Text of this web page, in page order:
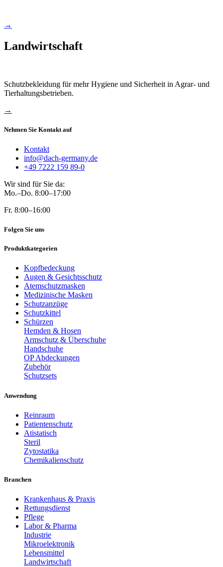
→
Landwirtschaft
Schutzbekleidung für mehr Hygiene und Sicherheit in Agrar- und
Tierhaltungsbetrieben.
→
Nehmen Sie Kontakt auf
Kontakt
info@dach-germany.de
+49 7222 159 89-0
Wir sind für Sie da:
Mo.–Do. 8:00–17:00
Fr. 8:00–16:00
Folgen Sie uns
Produktkategorien
Kopfbedeckung
Augen & Gesichtsschutz
Atemschutzmasken
Medizinische Masken
Schutzanzüge
Schutzkittel
Schürzen
Hemden & Hosen
Armschutz & Überschuhe
Handschuhe
OP Abdeckungen
Zubehör
Schutzsets
Anwendung
Reinraum
Patientenschutz
Atistatisch
Steril
Zytostatika
Chemikalienschutz
Branchen
Krankenhaus & Praxis
Rettungsdienst
Pflege
Labor & Pharma
Industrie
Mikroelektronik
Lebensmittel
Landwirtschaft